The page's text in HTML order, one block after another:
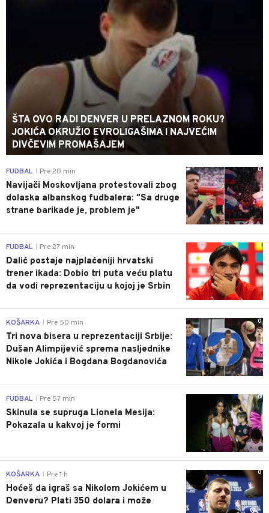
ŠTA OVO RADI DENVER U PRELAZNOM ROKU?
JOKIĆA OKRUŽIO EVROLIGAŠIMA I NAJVEĆIM
DIVČEVIM PROMAŠAJEM
0
FUDBAL Pre 20 min
Navijači Moskovljana protestovali zbog
dolaska albanskog fudbalera: "Sa druge
strane barikade je, problem je"
0
FUDBAL Pre 27 min
Dalić postaje najplaćeniji hrvatski
trener ikada: Dobio tri puta veću platu
da vodi reprezentaciju u kojoj je Srbin
0
KOŠARKA Pre 50 min
Tri nova bisera u reprezentaciji Srbije:
Dušan Alimpijević sprema nasljednike
Nikole Jokića i Bogdana Bogdanovića
0
FUDBAL Pre 57 min
Skinula se supruga Lionela Mesija:
Pokazala u kakvoj je formi
0
KOŠARKA Pre 1 h
Hoćeš da igraš sa Nikolom Jokićem u
Denveru? Plati 350 dolara i može